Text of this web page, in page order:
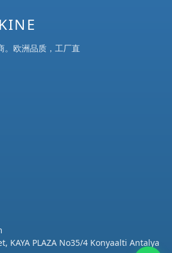
。欧洲品质，工厂直
KAYA PLAZA No35/4 Konyaalti Antalya